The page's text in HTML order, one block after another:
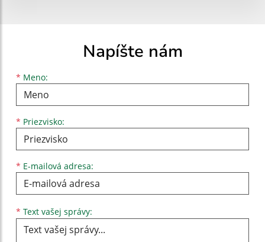
Napíšte nám
* Meno:
Meno
* Priezvisko:
Priezvisko
* E-mailová adresa:
E-mailová adresa
* Text vašej správy: